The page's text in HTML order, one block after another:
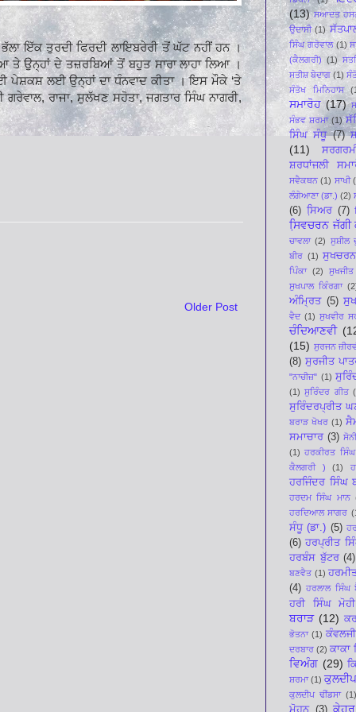
ਇੱਕ ਤੁਰਦੀ ਫਿਰਦੀ ਲਾਇਬਰੇਰੀ ਤੋਂ ਘੱਟ ਨਹੀਂ ਹਨ ।
ਤੇ ਉਨ੍ਹਾਂ ਦੇ ਤਜ਼ਰਬਿਆਂ ਤੋਂ ਬਹੁਤ ਸਾਰਾ ਲਾਹਾ ਲਿਆ ।
ਪੇਸ਼ਕਸ਼ ਲਈ ਉਨ੍ਹਾਂ ਦਾ ਧੰਨਵਾਦ ਕੀਤਾ । ਇਸ ਮੌਕੇ ‘ਤੇ
ਗਰੇਵਾਲ, ਰਾਜਾ, ਸੁਲੱਖਣ ਸਹੋਤਾ, ਜਗਤਾਰ ਸਿੰਘ ਨਾਗਰੀ,
Older Post
(13) ਸਆਦਤ
ਉਦਾਸੀ (1)
ਸਿੰਘ ਗਰੇਵਾਲ (1)
(ਕੈਲਗਰੀ) (1)
ਸਤੀਸ਼ ਬੇਦਾਗ (1)
ਸੰਤੋਖ ਮਿਨਿਹਾਸ
ਸਮਾਰੋਹ (17)
ਸੰਭਵ ਸ਼ਰਮਾ (1)
ਸਿੰਘ ਸੰਧੂ (7)
(11)
ਸ਼ਰਧਾਂਜਲੀ
ਸਵੈਕਥਨ (1) ਸਾਖੀ
ਲੰਗੇਆਣਾ (ਡਾ.) (2)
(6) ਸਿ਼ਅਰ (7)
ਸਿ਼ਵਚਰਨ ਜੱਗੀ
ਚਾਵਲਾ (2) ਸੁਸ਼ੀਲ
ਬੀਰ (1)
ਪਿੰਕਾ (2)
ਸੁਖਪਾਲ ਕਿੰਰਗਾ
ਅੰਮ੍ਰਿਤ (5)
ਵੈਦ (1) ਸੁਖਵੀਰ
ਚੰਦਿਆਣਵੀ
(15) ਸੁਰਜਨ
(8) ਸੁਰਜੀਤ
"ਨਾਚੀਜ਼" (1)
(1) ਸੁਰਿੰਦਰ ਗੀਤ
ਸੁਰਿੰਦਰਪ੍ਰੀਤ
ਬਰਾੜ ਖੋਖਰ (1)
ਸਮਾਚਾਰ (3)
(1) ਹਰਕੀਰਤ
ਕੈਲਗਰੀ )
(1)
ਹਰਜਿੰਦਰ ਸਿੰਘ
ਹਰਦਮ ਸਿੰਘ ਮਾਨ
ਹਰਦਿਆਲ ਸਾਗਰ
ਸੰਧੂ (ਡਾ.) (5)
(6) ਹਰਪ੍ਰੀਤ
ਹਰਬੰਸ ਬੁੱਟਰ (4)
ਬਣਵੈਤ (1)
(4) ਹਰਲਾਲ ਸਿੰਘ
ਹਰੀ ਸਿੰਘ ਮੋਹੀ
ਬਰਾੜ (12)
ਭੋਤਨਾ (1)
ਦਰਬਾਰ (2) ਕਾਕਾ
ਵਿਅੰਗ (29)
ਸ਼ਰਮਾ (1)
ਕੁਲਦੀਪ ਢੀਂਡਸਾ
ਮੋਹਨ (3)